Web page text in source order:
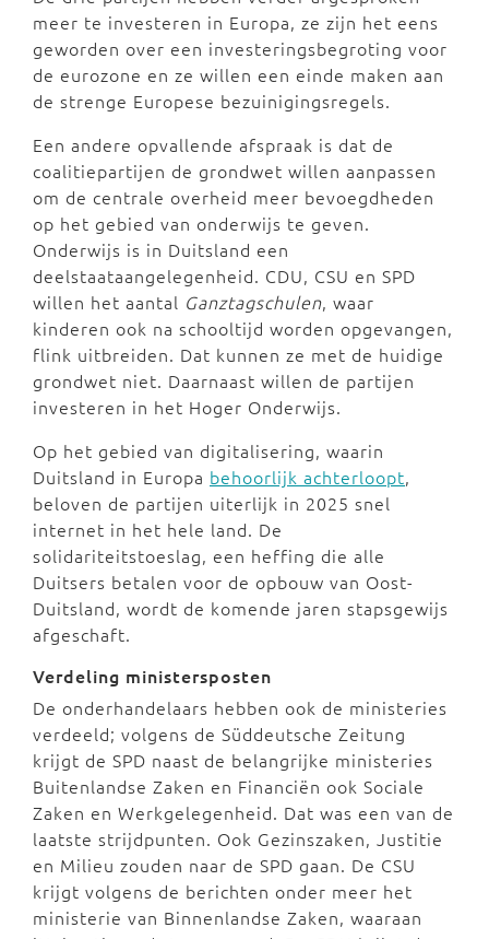
meer te investeren in Europa, ze zijn het eens
geworden over een investeringsbegroting voor
de eurozone en ze willen een einde maken aan
de strenge Europese bezuinigingsregels.
Een andere opvallende afspraak is dat de
coalitiepartijen de grondwet willen aanpassen
om de centrale overheid meer bevoegdheden
op het gebied van onderwijs te geven.
Onderwijs is in Duitsland een
deelstaataangelegenheid. CDU, CSU en SPD
willen het aantal Ganztagschulen, waar
kinderen ook na schooltijd worden opgevangen,
flink uitbreiden. Dat kunnen ze met de huidige
grondwet niet. Daarnaast willen de partijen
investeren in het Hoger Onderwijs.
Op het gebied van digitalisering, waarin
Duitsland in Europa behoorlijk achterloopt,
beloven de partijen uiterlijk in 2025 snel
internet in het hele land. De
solidariteitstoeslag, een heffing die alle
Duitsers betalen voor de opbouw van Oost-
Duitsland, wordt de komende jaren stapsgewijs
afgeschaft.
Verdeling ministersposten
De onderhandelaars hebben ook de ministeries
verdeeld; volgens de Süddeutsche Zeitung
krijgt de SPD naast de belangrijke ministeries
Buitenlandse Zaken en Financiën ook Sociale
Zaken en Werkgelegenheid. Dat was een van de
laatste strijdpunten. Ook Gezinszaken, Justitie
en Milieu zouden naar de SPD gaan. De CSU
krijgt volgens de berichten onder meer het
ministerie van Binnenlandse Zaken, waaraan